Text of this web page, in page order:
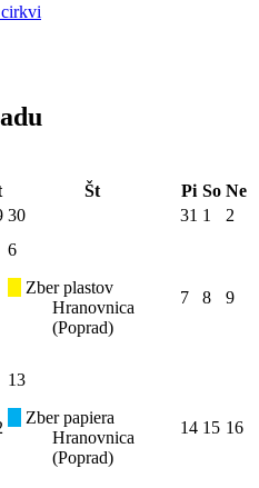
Št Pi So Ne
30 31 1 2
6
Zber plastov
Hranovnica
(Poprad)
7 8 9
13
Zber papiera
Hranovnica
(Poprad)
14 15 16